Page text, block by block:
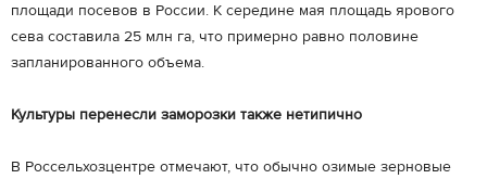
площади посевов в России. К середине мая площадь ярового
сева составила 25 млн га, что примерно равно половине
запланированного объема.
Культуры перенесли заморозки также нетипично
В Россельхозцентре отмечают, что обычно озимые зерновые